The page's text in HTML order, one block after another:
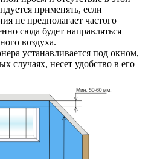
применять, если
не предполагает частого
сюда будет направляться
воздуха.
устанавливается под окном,
случаях, несет удобство в его